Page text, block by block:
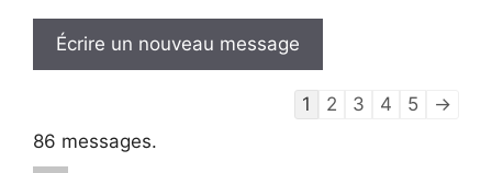
Navigation
1 2 3 4 5
→
86 messages.